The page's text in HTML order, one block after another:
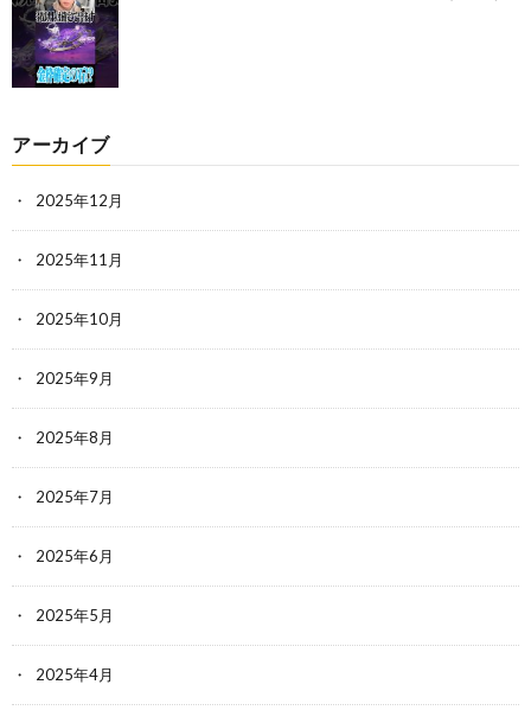
アーカイブ
2025年12月
2025年11月
2025年10月
2025年9月
2025年8月
2025年7月
2025年6月
2025年5月
2025年4月